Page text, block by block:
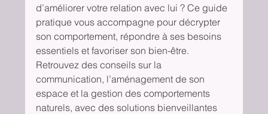
d’améliorer votre relation avec lui ? Ce guide
pratique vous accompagne pour décrypter
son comportement, répondre à ses besoins
essentiels et favoriser son bien-être.
Retrouvez des conseils sur la
communication, l’aménagement de son
espace et la gestion des comportements
naturels, avec des solutions bienveillantes